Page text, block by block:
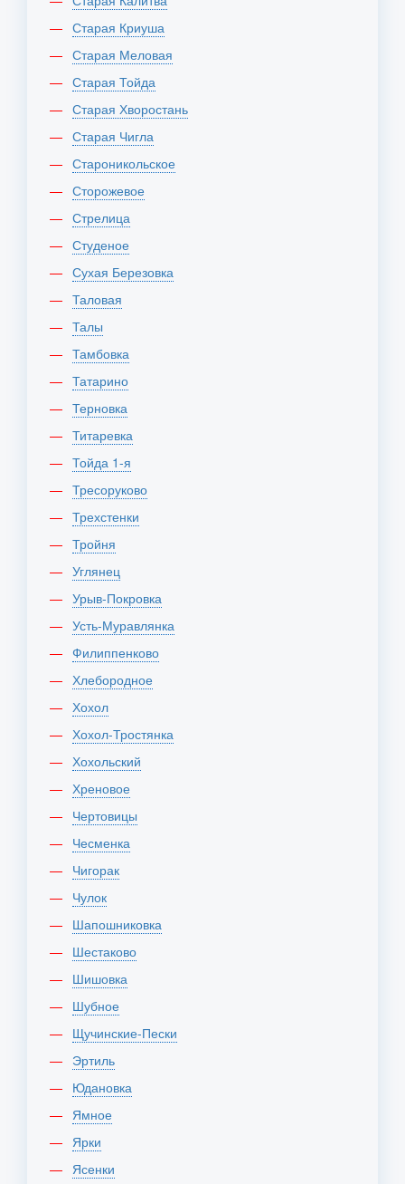
Старая Криуша
Старая Меловая
Старая Тойда
Старая Хворостань
Старая Чигла
Староникольское
Сторожевое
Стрелица
Студеное
Сухая Березовка
Таловая
Талы
Тамбовка
Татарино
Терновка
Титаревка
Тойда 1-я
Тресоруково
Трехстенки
Тройня
Углянец
Урыв-Покровка
Усть-Муравлянка
Филиппенково
Хлебородное
Хохол
Хохол-Тростянка
Хохольский
Хреновое
Чертовицы
Чесменка
Чигорак
Чулок
Шапошниковка
Шестаково
Шишовка
Шубное
Щучинские-Пески
Эртиль
Юдановка
Ямное
Ярки
Ясенки